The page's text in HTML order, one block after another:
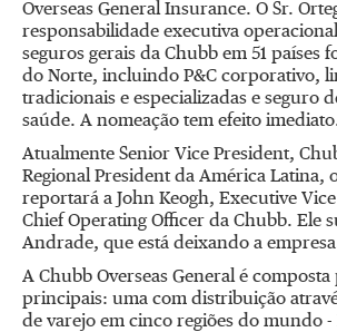
Overseas General Insurance. O Sr.
responsabilidade executiva
seguros gerais da Chubb em 51 países
do Norte, incluindo P&C corporativo,
tradicionais e especializadas e seguro
saúde. A nomeação tem efeito
Atualmente Senior Vice President,
Regional President da América Latina,
reportará a John Keogh, Executive
Chief Operating Officer da Chubb. Ele
Andrade, que está deixando a
A Chubb Overseas General é
principais: uma com distribuição
de varejo em cinco regiões do mundo